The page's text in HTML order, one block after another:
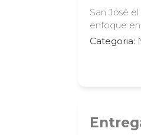
San José
enfoque en
Categoria: